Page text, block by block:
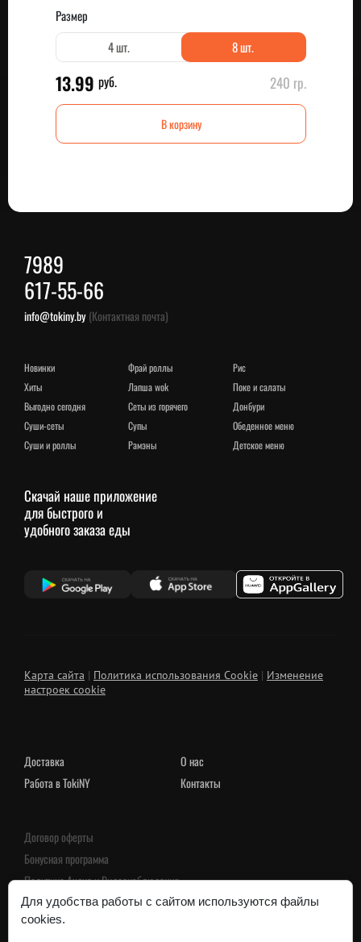
Для удобства работы с сайтом используются файлы
cookies.
Размер
4 шт.
8 шт.
13.99 руб. 240 гр.
В корзину
7989
617-55-66
info@tokiny.by (Контактная почта)
новинки
хиты
выгодно сегодня
суши-сеты
суши и роллы
фрай роллы
лапша wok
сеты из горячего
супы
рамэны
рис
поке и салаты
донбури
обеденное меню
детское меню
Скачай наше приложение
для быстрого и
удобного заказа еды
Карта сайта | Политика использования Cookie | Изменение
настроек cookie
Доставка
Работа в TokiNY
О нас
Контакты
Договор оферты
Бонусная программа
Политика Аудио и Видеонаблюдения
Пользовательское соглашение
Политика конфиденциальности